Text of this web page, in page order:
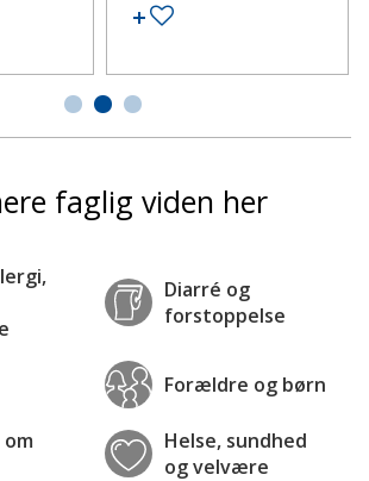
Tilføj til ønskeseddel
faglig viden her
Diarré og
forstoppelse
Forældre og børn
Helse, sundhed
og velvære